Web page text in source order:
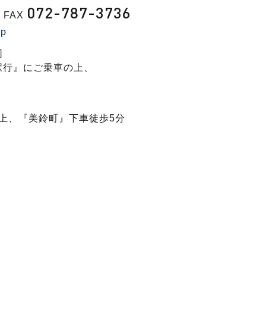
072-787-3736
』にご乗車の上、
、『美鈴町』下車徒歩5分